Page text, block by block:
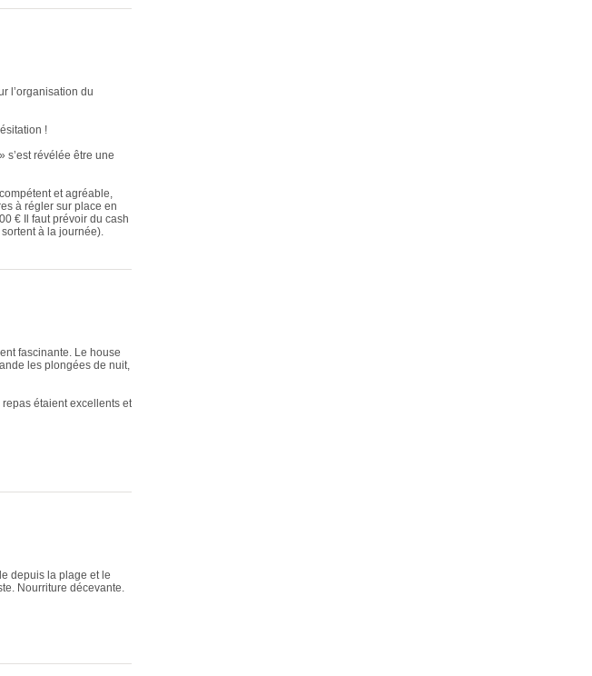
l’organisation du
!
s’est révélée être une
et agréable,
à régler sur place en
€ Il faut prévoir du cash
à la journée).
fascinante. Le house
les plongées de nuit,
étaient excellents et
depuis la plage et le
Nourriture décevante.